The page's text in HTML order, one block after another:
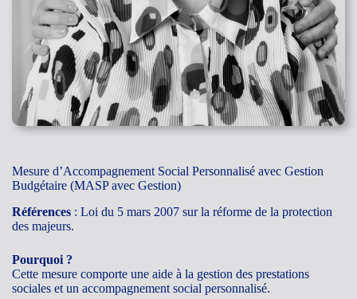
Mesure d’Accompagnement Social Personnalisé avec Gestion
Budgétaire (MASP avec Gestion)
Références : Loi du 5 mars 2007 sur la réforme de la protection
des majeurs.
Pourquoi ?
Cette mesure comporte une aide à la gestion des prestations
sociales et un accompagnement social personnalisé.